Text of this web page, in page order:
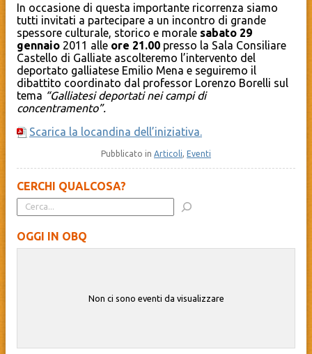
In occasione di questa importante ricorrenza siamo
tutti invitati a partecipare a un incontro di grande
spessore culturale, storico e morale sabato 29
gennaio 2011 alle ore 21.00 presso la Sala Consiliare
Castello di Galliate ascolteremo l’intervento del
deportato galliatese Emilio Mena e seguiremo il
dibattito coordinato dal professor Lorenzo Borelli sul
tema “Galliatesi deportati nei campi di
concentramento”.
Scarica la locandina dell’iniziativa.
Pubblicato in Articoli, Eventi
CERCHI QUALCOSA?
OGGI IN OBQ
Non ci sono eventi da visualizzare